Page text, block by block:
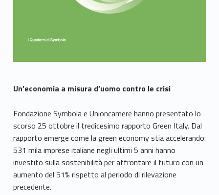
Un’economia a misura d’uomo contro le crisi
Fondazione Symbola e Unioncamere hanno presentato lo
scorso 25 ottobre il tredicesimo rapporto Green Italy. Dal
rapporto emerge come la green economy stia accelerando:
531 mila imprese italiane negli ultimi 5 anni hanno
investito sulla sostenibilità per affrontare il futuro con un
aumento del 51% rispetto al periodo di rilevazione
precedente.